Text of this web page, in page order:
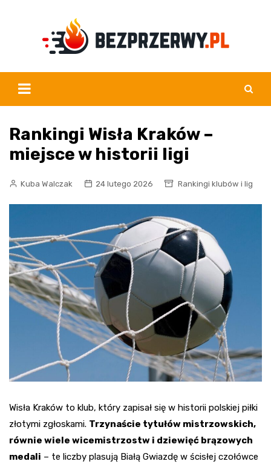
Rankingi Wisła Kraków –
miejsce w historii ligi
Kuba Walczak 24 lutego 2026 Rankingi klubów i lig
Wisła Kraków to klub, który zapisał się w historii polskiej piłki
złotymi zgłoskami. Trzynaście tytułów mistrzowskich,
równie wiele wicemistrzostw i dziewięć brązowych
medali – te liczby plasują Białą Gwiazdę w ścisłej czołówce